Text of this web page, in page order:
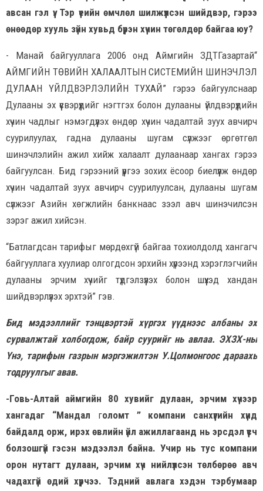
авсан гэл үү. Тэр үеийн өмчлөл шилжүүлсэн шийдвэр, гэрээ
өнөөдөр хууль зүйн хувьд бүрэн хүчин төгөлдөр байгаа юу?
- Манай байгууллага 2006 онд Аймгийн ЗДТГазартай“
АЙМГИЙН ТӨВИЙН ХАЛААЛТЫН СИСТЕМИЙН ШИНЭЧЛЭЛ
ДУЛААН ҮЙЛДВЭРЛЭЛИЙН ТУХАЙ” гэрээ байгуулснаар
Дулааны эх үүсвэрүүдийг нэгтгэх болон дулааны үйлдвэрүүдийн
хүчин чадлыг нэмэгдүүлэх өндөр хүчин чадалтай зуух авчирч
суурилуулах, гадна дулааны шугам сүлжээг өргөтгөл
шинэчлэлийн ажил хийж халаалт дулаанаар хангах гэрээ
байгуулсан. Бид гэрээний үүргээ зохих ёсоор биелүүлж өндөр
хүчин чадалтай зуух авчирч суурилуулсан, дулааны шугам
сүлжээг Азийн хөгжлийн банкнаас зээл авч шинэчилсэн
зэрэг ажил хийсэн.
“Батлагдсан тарифыг мөрдөхгүй байгаа тохиолдолд хангагч
байгууллага хуулиар олгогдсон эрхийн хүрээнд хэрэглэгчийн
дулааны эрчим хүчийг түдгэлзүүлэх болон шүүхэд хандан
шийдвэрлүүлэх эрхтэй” гэв.
Бид мэдээллийг тэнцвэртэй хүргэх үүднээс албаны эх
сурвалжтай холбогдож, байр суурийг нь авлаа. ЭХЗХ-ны
Үнэ, тарифын газрын мэргэжилтэн У.Цолмонгоос дараахь
тодруулгыг авав.
-Говь-Алтай аймгийн 80 хувийг дулаан, эрчим хүчээр
хангадаг “Мандал голомт ” компани санхүүгийн хүнд
байдалд орж, ирэх өвлийн үйл ажиллагаанд нь эрсдэл үүсч
болзошгүй гэсэн мэдээлэл байна. Учир нь тус компани
орон нутагт дулаан, эрчим хүч нийлүүлсэн төлбөрөө авч
чадахгүй өдий хүрчээ. Тэдний авлага хэдэн тэрбумаар